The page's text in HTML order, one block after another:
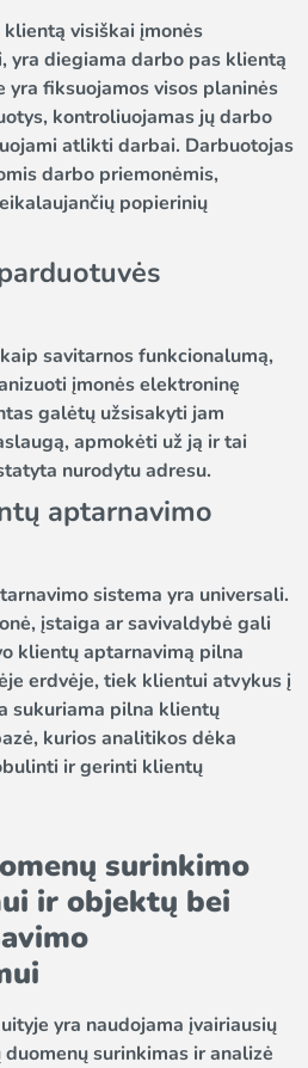
visiškai įmonės
yra diegiama darbo pas klientą
yra fiksuojamos visos planinės
kontroliuojamas jų darbo
atlikti darbai. Darbuotojas
darbo priemonėmis,
popierinių
savitarnos funkcionalumą,
įmonės elektroninę
galėtų užsisakyti jam
apmokėti už ją ir tai
nurodytu adresu.
aptarnavimo
sistema yra universali.
įstaiga ar savivaldybė gali
klientų aptarnavimą pilna
erdvėje, tiek klientui atvykus į
sukuriama pilna klientų
kurios analitikos dėka
ir gerinti klientų
surinkimo
ir objektų bei
yra naudojama įvairiausių
surinkimas ir analizė